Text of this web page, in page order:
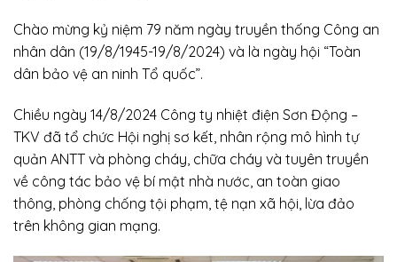
Chào mừng kỷ niệm 79 năm ngày truyền thống Công an
nhân dân (19/8/1945-19/8/2024) và là ngày hội “Toàn
dân bảo vệ an ninh Tổ quốc”.
Chiều ngày 14/8/2024 Công ty nhiệt điện Sơn Động –
TKV đã tổ chức Hội nghị sơ kết, nhân rộng mô hình tự
quản ANTT và phòng cháy, chữa cháy và tuyên truyền
về công tác bảo vệ bí mật nhà nước, an toàn giao
thông, phòng chống tội phạm, tệ nạn xã hội, lừa đảo
trên không gian mạng.